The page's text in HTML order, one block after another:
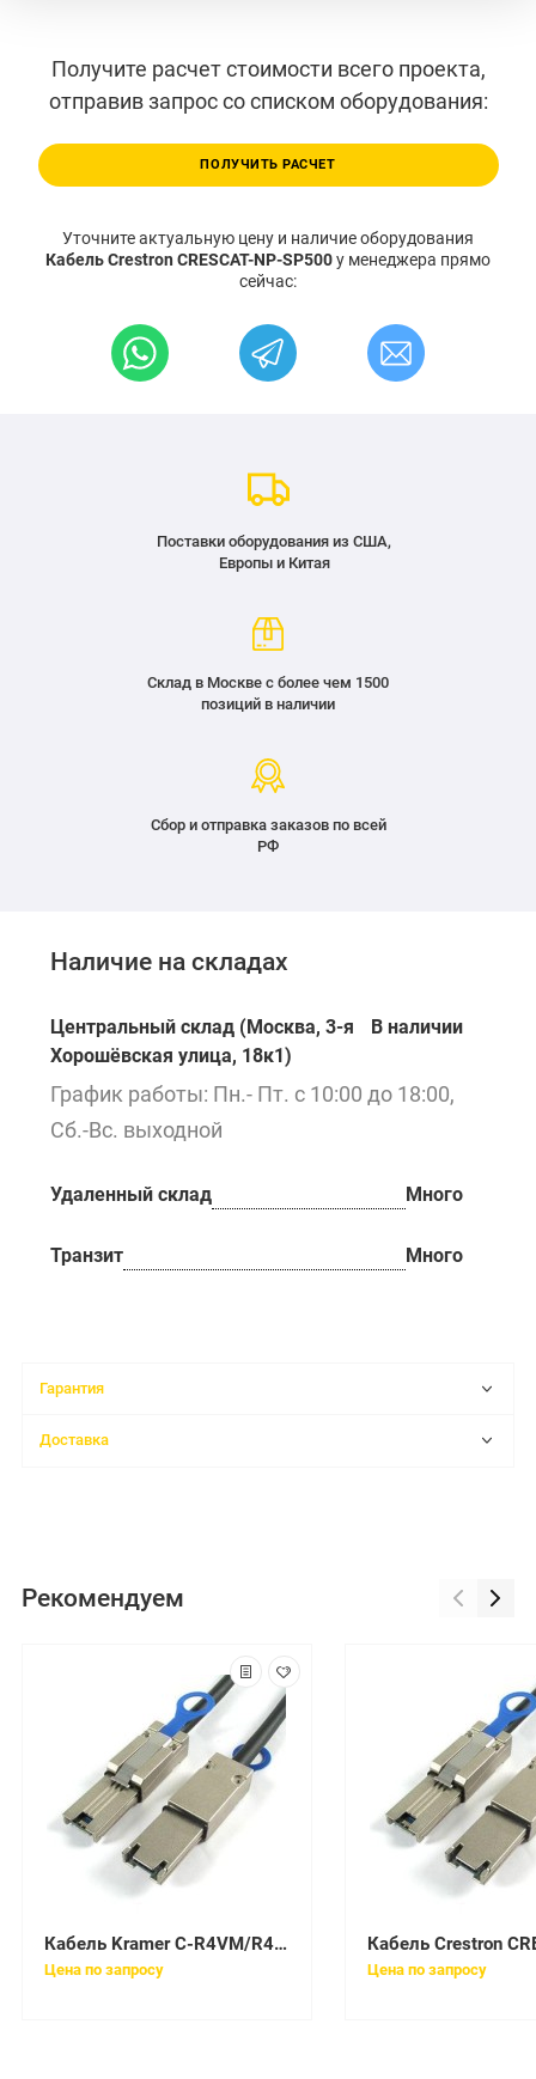
Получите расчет стоимости всего проекта,
отправив запрос со списком оборудования:
ПОЛУЧИТЬ РАСЧЕТ
Уточните актуальную цену и наличие оборудования
Кабель Crestron CRESCAT-NP-SP500у менеджера прямо
сейчас:
Поставки оборудования из США,
Европы и Китая
Склад в Москве с более чем 1500
позиций в наличии
Сбор и отправка заказов по всей
РФ
Наличие на складах
Центральный склад (Москва, 3-я
Хорошёвская улица, 18к1)
В наличии
График работы: Пн.- Пт. с 10:00 до 18:00,
Сб.-Вс. выходной
Удаленный склад Много
Транзит Много
Гарантия
Доставка
Рекомендуем
Кабель Kramer C-R4VM/R4VM-35 (98-0202035)
Цена по запросу Цена по запросу